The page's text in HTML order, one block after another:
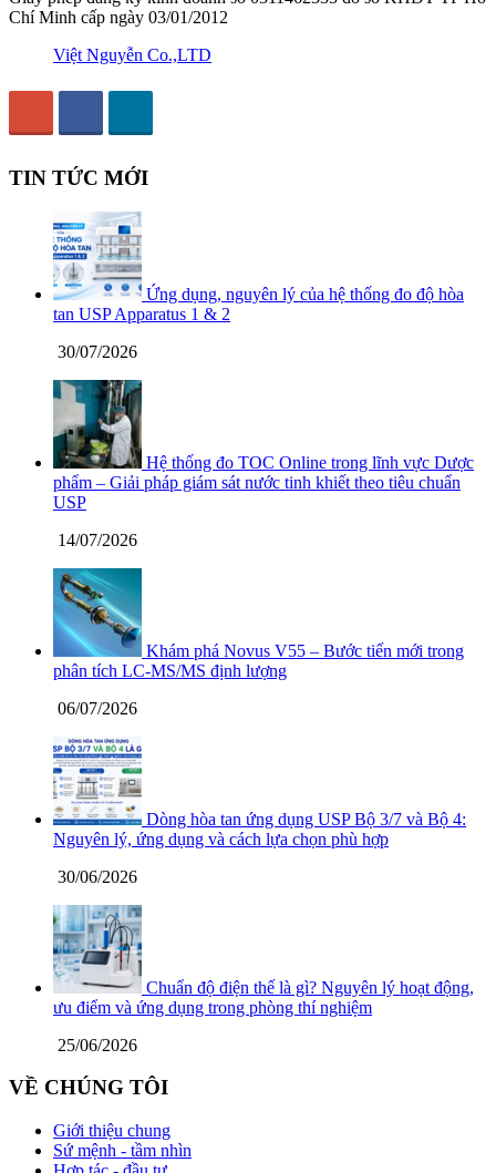
Chí Minh cấp ngày 03/01/2012
Việt Nguyễn Co.,LTD
TIN TỨC MỚI
Ứng dụng, nguyên lý của hệ thống đo độ hòa
tan USP Apparatus 1 & 2
30/07/2026
Hệ thống đo TOC Online trong lĩnh vực Dược
phẩm – Giải pháp giám sát nước tinh khiết theo tiêu chuẩn
USP
14/07/2026
Khám phá Novus V55 – Bước tiến mới trong
phân tích LC-MS/MS định lượng
06/07/2026
Dòng hòa tan ứng dụng USP Bộ 3/7 và Bộ 4:
Nguyên lý, ứng dụng và cách lựa chọn phù hợp
30/06/2026
Chuẩn độ điện thế là gì? Nguyên lý hoạt động,
ưu điểm và ứng dụng trong phòng thí nghiệm
25/06/2026
VỀ CHÚNG TÔI
Giới thiệu chung
Sứ mệnh - tầm nhìn